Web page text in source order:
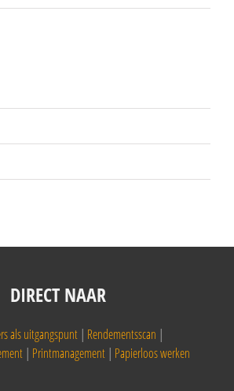
DIRECT NAAR
als uitgangspunt | Rendementsscan |
| Printmanagement| Papierloos werken